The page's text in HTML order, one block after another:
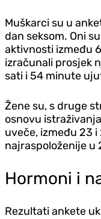
Muškarci su u
dan seksom. Oni
aktivnosti između
izračunali prosjek
sati i 54 minute
Žene su, s druge
osnovu
uveče, između 23
najraspoloženije u
Hormoni i
Rezultati ankete